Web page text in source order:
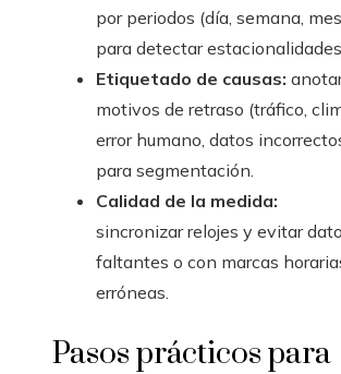
por periodos (día, semana,
para detectar
Etiquetado de causas:
motivos de retraso (tráfico,
error humano, datos
para segmentación.
Calidad de la medida:
sincronizar relojes y evitar
faltantes o con marcas
erróneas.
Pasos prácticos para